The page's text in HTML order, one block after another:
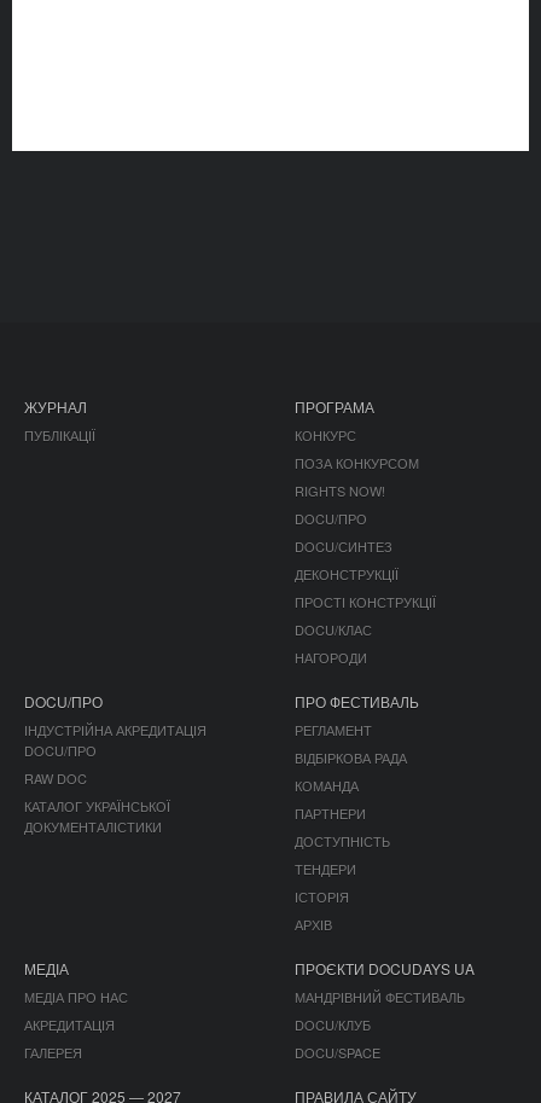
ЖУРНАЛ
ПУБЛІКАЦІЇ
ПРОГРАМА
КОНКУРС
ПОЗА КОНКУРСОМ
RIGHTS NOW!
DOCU/ПРО
DOCU/СИНТЕЗ
ДЕКОНСТРУКЦІЇ
ПРОСТІ КОНСТРУКЦІЇ
DOCU/КЛАС
НАГОРОДИ
DOCU/ПРО
ІНДУСТРІЙНА АКРЕДИТАЦІЯ
DOCU/ПРО
RAW DOC
КАТАЛОГ УКРАЇНСЬКОЇ
ДОКУМЕНТАЛІСТИКИ
ПРО ФЕСТИВАЛЬ
РЕГЛАМЕНТ
ВІДБІРКОВА РАДА
КОМАНДА
ПАРТНЕРИ
ДОСТУПНІСТЬ
ТЕНДЕРИ
ІСТОРІЯ
АРХІВ
МЕДІА
МЕДІА ПРО НАС
АКРЕДИТАЦІЯ
ГАЛЕРЕЯ
ПРОЄКТИ DOCUDAYS UA
МАНДРІВНИЙ ФЕСТИВАЛЬ
DOCU/КЛУБ
DOCU/SPACE
КАТАЛОГ 2025 — 2027 ПРАВИЛА САЙТУ